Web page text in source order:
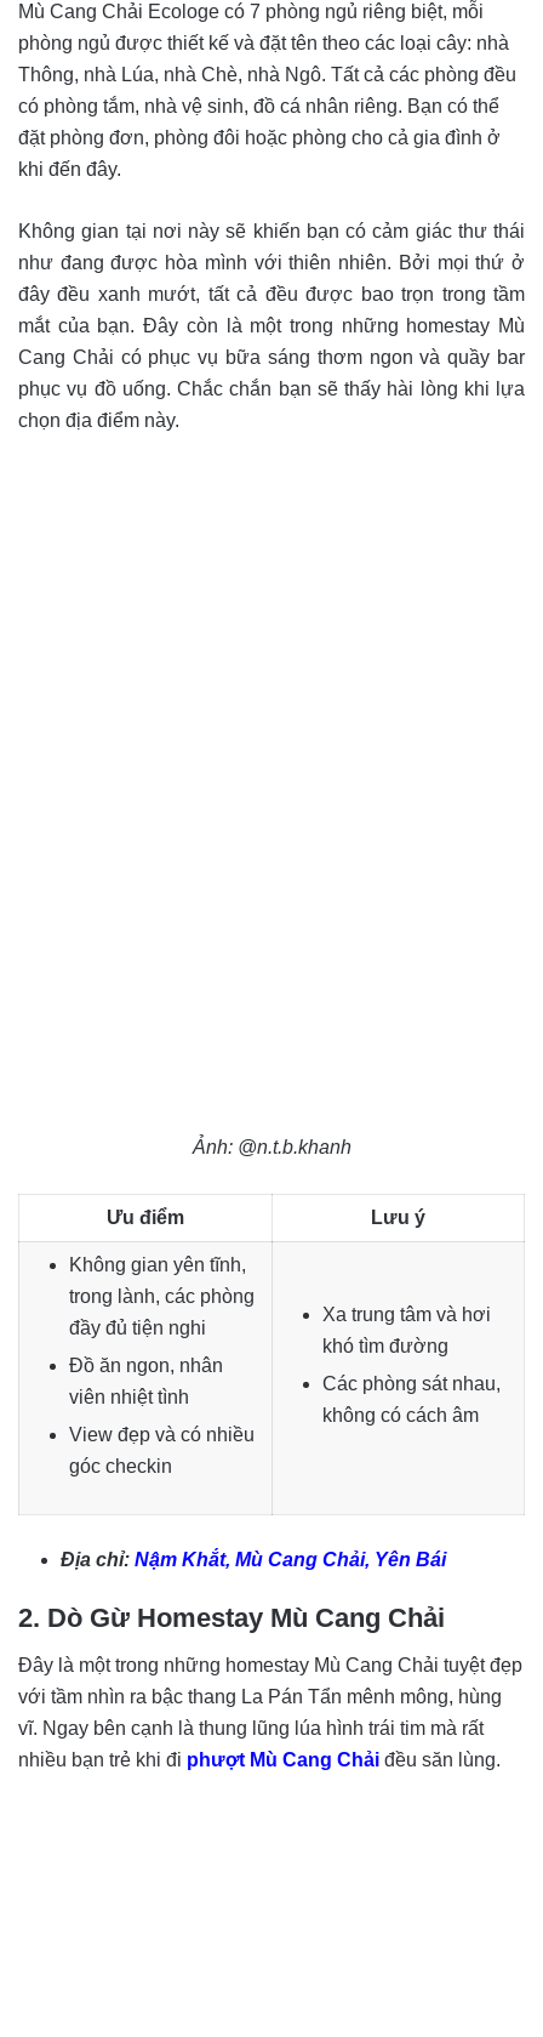
Mù Cang Chải Ecologe có 7 phòng ngủ riêng biệt, mỗi
phòng ngủ được thiết kế và đặt tên theo các loại cây: nhà
Thông, nhà Lúa, nhà Chè, nhà Ngô. Tất cả các phòng đều
có phòng tắm, nhà vệ sinh, đồ cá nhân riêng. Bạn có thể
đặt phòng đơn, phòng đôi hoặc phòng cho cả gia đình ở
khi đến đây.
Không gian tại nơi này sẽ khiến bạn có cảm giác thư thái
như đang được hòa mình với thiên nhiên. Bởi mọi thứ ở
đây đều xanh mướt, tất cả đều được bao trọn trong tầm
mắt của bạn. Đây còn là một trong những homestay Mù
Cang Chải có phục vụ bữa sáng thơm ngon và quầy bar
phục vụ đồ uống. Chắc chắn bạn sẽ thấy hài lòng khi lựa
chọn địa điểm này.
Ảnh: @n.t.b.khanh
Ưu điểm Lưu ý
Không gian yên tĩnh,
trong lành, các phòng
đầy đủ tiện nghi
Đồ ăn ngon, nhân
viên nhiệt tình
View đẹp và có nhiều
góc checkin
Xa trung tâm và hơi
khó tìm đường
Các phòng sát nhau,
không có cách âm
Địa chỉ: Nậm Khắt, Mù Cang Chải, Yên Bái
2. Dò Gừ Homestay Mù Cang Chải
Đây là một trong những homestay Mù Cang Chải tuyệt đẹp
với tầm nhìn ra bậc thang La Pán Tẩn mênh mông, hùng
vĩ. Ngay bên cạnh là thung lũng lúa hình trái tim mà rất
nhiều bạn trẻ khi đi phượt Mù Cang Chải đều săn lùng.